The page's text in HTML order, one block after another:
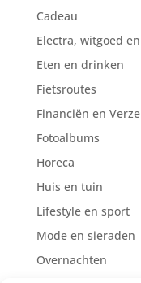
Cadeau
Electra, witgoed
Eten en drinken
Fietsroutes
Financiën en
Fotoalbums
Horeca
Huis en tuin
Lifestyle en sport
Mode en sieraden
Overnachten